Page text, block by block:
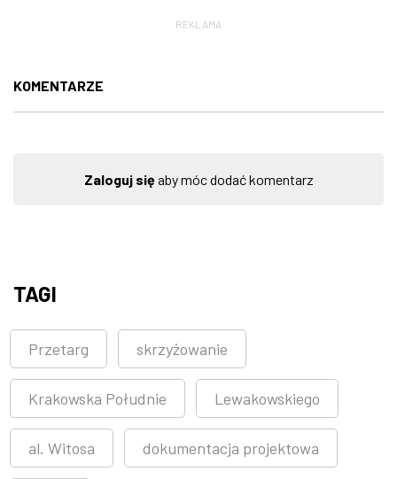
REKLAMA
KOMENTARZE
Zaloguj sięaby móc dodać komentarz
TAGI
Przetarg skrzyżowanie
Krakowska Południe Lewakowskiego
al. Witosa dokumentacja projektowa